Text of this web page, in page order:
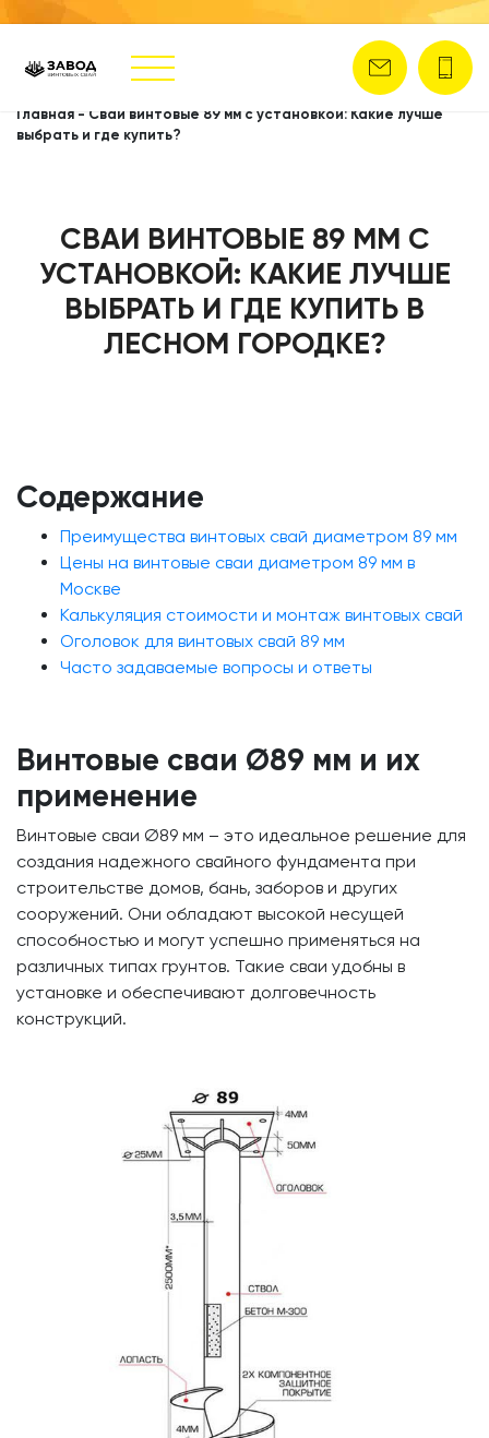
Главная - Сваи винтовые 89 мм с установкой: Какие лучше
выбрать и где купить?
СВАИ ВИНТОВЫЕ 89 ММ С
УСТАНОВКОЙ: КАКИЕ ЛУЧШЕ
ВЫБРАТЬ И ГДЕ КУПИТЬ В
ЛЕСНОМ ГОРОДКЕ?
Содержание
Преимущества винтовых свай диаметром 89 мм
Цены на винтовые сваи диаметром 89 мм в
Москве
Калькуляция стоимости и монтаж винтовых свай
Оголовок для винтовых свай 89 мм
Часто задаваемые вопросы и ответы
Винтовые сваи Ø89 мм и их
применение
Винтовые сваи Ø89 мм – это идеальное решение для
создания надежного свайного фундамента при
строительстве домов, бань, заборов и других
сооружений. Они обладают высокой несущей
способностью и могут успешно применяться на
различных типах грунтов. Такие сваи удобны в
установке и обеспечивают долговечность
конструкций.